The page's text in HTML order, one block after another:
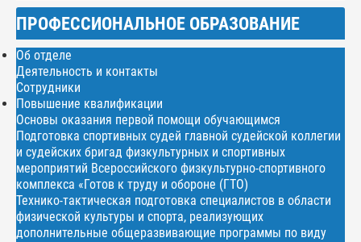
ПРОФЕССИОНАЛЬНОЕ ОБРАЗОВАНИЕ
Об отделе
Деятельность и контакты
Сотрудники
Повышение квалификации
Основы оказания первой помощи обучающимся
Подготовка спортивных судей главной судейской коллегии
и судейских бригад физкультурных и спортивных
мероприятий Всероссийского физкультурно-спортивного
комплекса «Готов к труду и обороне (ГТО)
Технико-тактическая подготовка специалистов в области
физической культуры и спорта, реализующих
дополнительные общеразвивающие программы по виду